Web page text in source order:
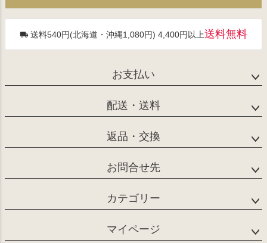
へ
送料540円(北海道・沖縄1,080円) 4,400円以上送料無料
お支払い
配送・送料
返品・交換
お問合せ先
カテゴリー
マイページ